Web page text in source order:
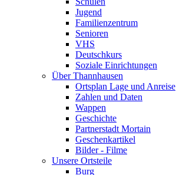
Jugend
Familienzentrum
Senioren
VHS
Deutschkurs
Soziale Einrichtungen
Über Thannhausen
Ortsplan Lage und Anreise
Zahlen und Daten
Wappen
Geschichte
Partnerstadt Mortain
Geschenkartikel
Bilder - Filme
Unsere Ortsteile
Burg